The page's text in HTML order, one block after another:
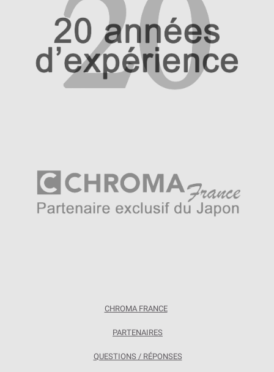
CHROMA FRANCE
PARTENAIRES
QUESTIONS / RÉPONSES